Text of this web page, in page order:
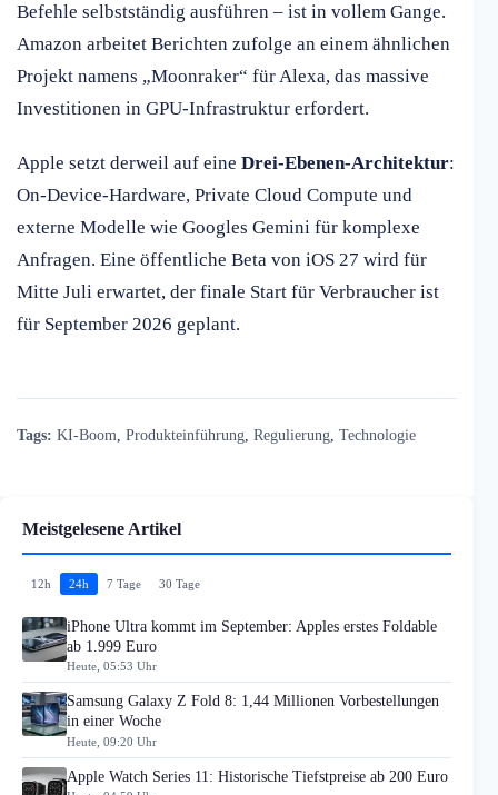
Befehle selbstständig ausführen – ist in vollem Gange.
Amazon arbeitet Berichten zufolge an einem ähnlichen
Projekt namens „Moonraker“ für Alexa, das massive
Investitionen in GPU-Infrastruktur erfordert.
Apple setzt derweil auf eine Drei-Ebenen-Architektur:
On-Device-Hardware, Private Cloud Compute und
externe Modelle wie Googles Gemini für komplexe
Anfragen. Eine öffentliche Beta von iOS 27 wird für
Mitte Juli erwartet, der finale Start für Verbraucher ist
für September 2026 geplant.
Tags: KI-Boom Produkteinführung Regulierung Technologie
Meistgelesene Artikel
12h 24h 7 Tage 30 Tage
iPhone Ultra kommt im September: Apples erstes Foldable
ab 1.999 Euro
Heute, 05:53 Uhr
Samsung Galaxy Z Fold 8: 1,44 Millionen Vorbestellungen
in einer Woche
Heute, 09:20 Uhr
Apple Watch Series 11: Historische Tiefstpreise ab 200 Euro